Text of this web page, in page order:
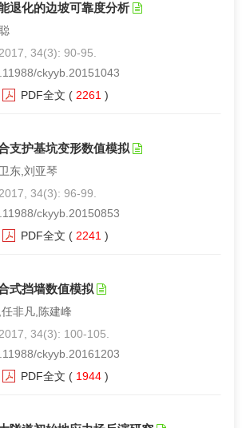
退化的边坡可靠度分析
34(3): 90-95.
ckyyb.20151043
PDF全文 ( 2261 )
支护基坑变形数值模拟
东,刘亚琴
34(3): 96-99.
ckyyb.20150853
PDF全文 ( 2241 )
式挡墙数值模拟
非凡,陈建峰
34(3): 100-105.
ckyyb.20161203
PDF全文 ( 1944 )